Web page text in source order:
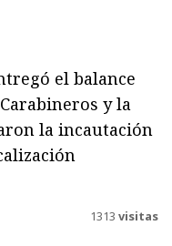
el balance
y la
la incautación
1313 visitas